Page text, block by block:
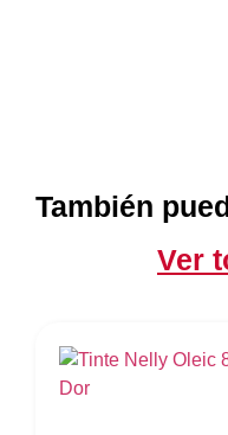
También
Ver